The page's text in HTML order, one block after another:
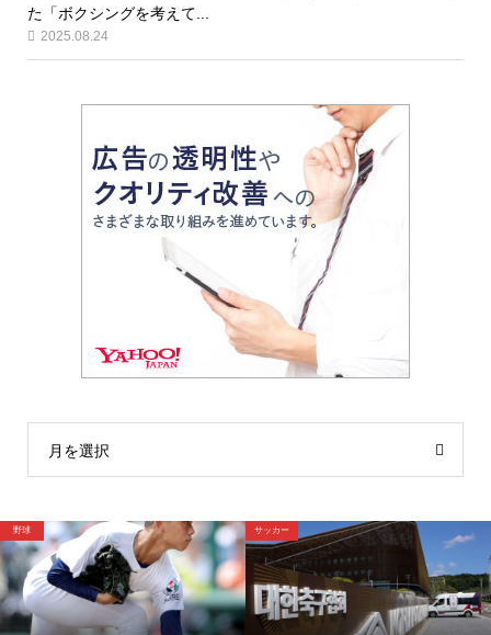
た「ボクシングを考えて...
2025.08.24
月を選択
サッカー 野球